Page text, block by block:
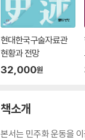
현대한국구술자료관
현황과 전망
32,000원
책소개
본서는 민주화 운동을